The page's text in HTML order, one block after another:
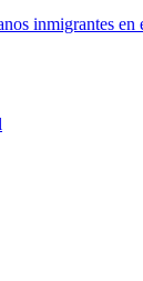
inmigrantes en